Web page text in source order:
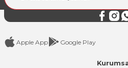
Apple App Google Play